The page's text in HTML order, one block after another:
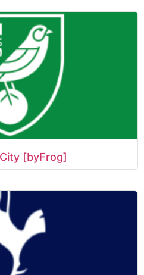
[byFrog]